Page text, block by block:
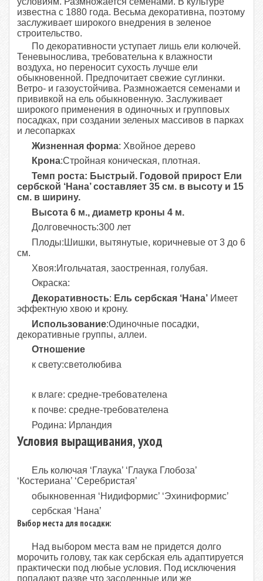
известна с 1880 года. Весьма декоративна, поэтому
заслуживает широкого внедрения в зеленое
строительство.
По декоративности уступает лишь ели колючей.
Теневынослива, требовательна к влажности
воздуха, но переносит сухость лучше ели
обыкновенной. Предпочитает свежие суглинки.
Ветро- и газоустойчива. Размножается семенами и
прививкой на ель обыкновенную. Заслуживает
широкого применения в одиночных и групповых
посадках, при создании зеленых массивов в парках
и лесопарках
Жизненная форма: Хвойное дерево
Крона:Стройная коническая, плотная.
Темп роста: Быстрый. Годовой прирост Ели
сербской ‘Нана’ составляет 35 см. в высоту и 15
см. в ширину.
Высота 6 м., диаметр кроны 4 м.
Долговечность:300 лет
Плоды:Шишки, вытянутые, коричневые от 3 до 6
см.
Хвоя:Игольчатая, заостренная, голубая.
Окраска:
Декоративность: Ель сербская ‘Нана’Имеет
эффектную хвою и крону.
Использование:Одиночные посадки,
декоративные группы, аллеи.
Отношение
к свету:светолюбива
к влаге: средне-требователена
к почве: средне-требователена
Родина: Ирландия
Условия выращивания, уход
Ель колючая ‘Глаука’ ‘Глаука Глобоза’
‘Костериана’ ‘Серебристая’
обыкновенная ‘Нидиформис’ ‘Эхиниформис’
сербская ‘Нана’
Выбор места для посадки:
Над выбором места вам не придется долго
морочить голову, так как сербская ель адаптируется
практически под любые условия. Под исключения
попадают разве что засоленные или же